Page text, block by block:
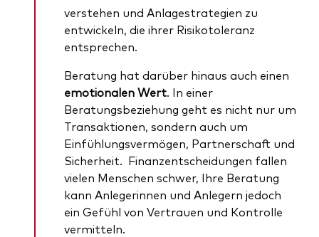
verstehen und Anlagestrategien zu
entwickeln, die ihrer Risikotoleranz
entsprechen.
Beratung hat darüber hinaus auch einen
emotionalen Wert. In einer
Beratungsbeziehung geht es nicht nur um
Transaktionen, sondern auch um
Einfühlungsvermögen, Partnerschaft und
Sicherheit. Finanzentscheidungen fallen
vielen Menschen schwer, Ihre Beratung
kann Anlegerinnen und Anlegern jedoch
ein Gefühl von Vertrauen und Kontrolle
vermitteln.